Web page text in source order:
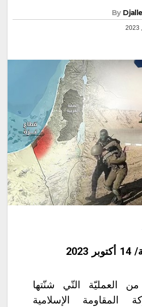
By
14
أكتوبر 2023
العمليّة التّي شنّتها
المقاومة الإسلامية